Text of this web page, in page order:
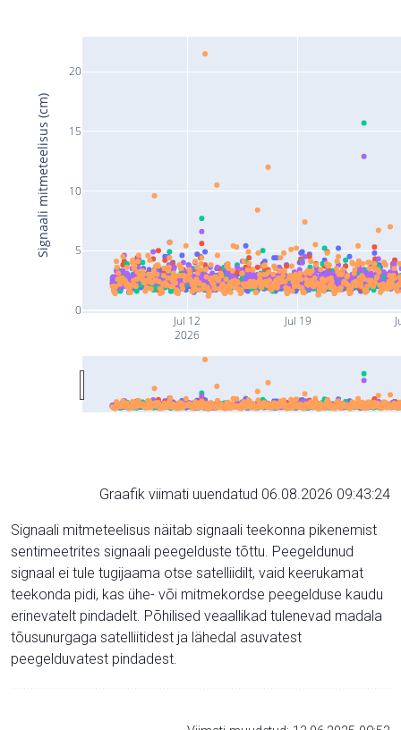
Jul 12
2026
Jul 19
0
5
10
15
20
Signaali mitmeteelisus (cm)
Graafik viimati uuendatud 06.08.2026 09:43:24
Signaali mitmeteelisus näitab signaali teekonna pikenemist
sentimeetrites signaali peegelduste tõttu. Peegeldunud
signaal ei tule tugijaama otse satelliidilt, vaid keerukamat
teekonda pidi, kas ühe- või mitmekordse peegelduse kaudu
erinevatelt pindadelt. Põhilised veaallikad tulenevad madala
tõusunurgaga satelliitidest ja lähedal asuvatest
peegelduvatest pindadest.